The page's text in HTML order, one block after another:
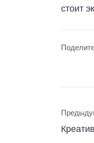
стоит